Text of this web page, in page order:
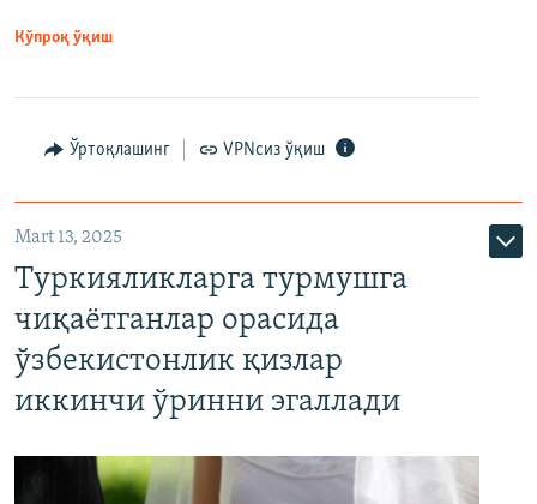
Кўпроқ ўқиш
Ўртоқлашинг VPNсиз ўқиш
Mart 13, 2025
Туркияликларга турмушга
чиқаётганлар орасида
ўзбекистонлик қизлар
иккинчи ўринни эгаллади